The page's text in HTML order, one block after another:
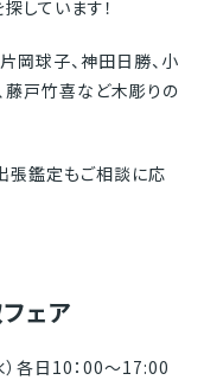
しています！
岡球子、神田日勝、小
藤戸竹喜など木彫りの
張鑑定もご相談に応
ェア
）各日10：00～17:00